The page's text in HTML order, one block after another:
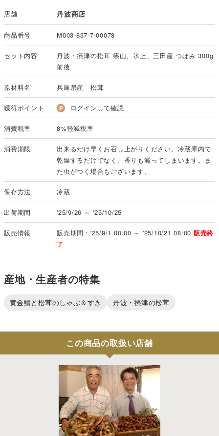
店舗 丹波商店
商品番号 M003-837-7-00078
セット内容
丹波・摂津の松茸 篠山、氷上、三田産 つぼみ 300g
前後
原材料名 兵庫県産 松茸
獲得ポイント ログインして確認
消費税率 8%軽減税率
消費期限
出来るだけ早くお召し上がりください。冷蔵庫内で
乾燥するだけでなく、香りも減ってしまいます。ま
た虫がつく場合もございます。
保存方法 冷蔵
出荷期間 '25/9/26 ～ '25/10/25
販売情報 販売期間：'25/9/1 00:00 ～ '25/10/21 08:00 販売終
了
産地・生産者の特集
黄金鱧と松茸のしゃぶ＆すき 丹波・摂津の松茸
この商品の取扱い店舗